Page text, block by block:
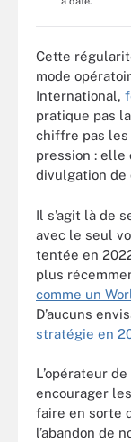
Cette
mode
International,
pratique pas
chiffre pas les
pression : elle
divulgation de
Il s’agit là de
avec le seul
tentée en
plus
comme un
D’aucuns
stratégie en
L’opérateur
encourager
faire en sorte
l’abandon de